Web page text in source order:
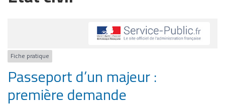
Fiche pratique
Passeport d’un majeur :
première demande